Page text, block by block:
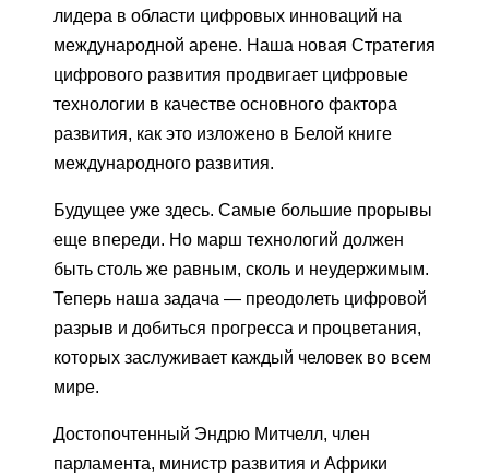
лидера в области цифровых инноваций на
международной арене. Наша новая Стратегия
цифрового развития продвигает цифровые
технологии в качестве основного фактора
развития, как это изложено в Белой книге
международного развития.
Будущее уже здесь. Самые большие прорывы
еще впереди. Но марш технологий должен
быть столь же равным, сколь и неудержимым.
Теперь наша задача — преодолеть цифровой
разрыв и добиться прогресса и процветания,
которых заслуживает каждый человек во всем
мире.
Достопочтенный Эндрю Митчелл, член
парламента, министр развития и Африки